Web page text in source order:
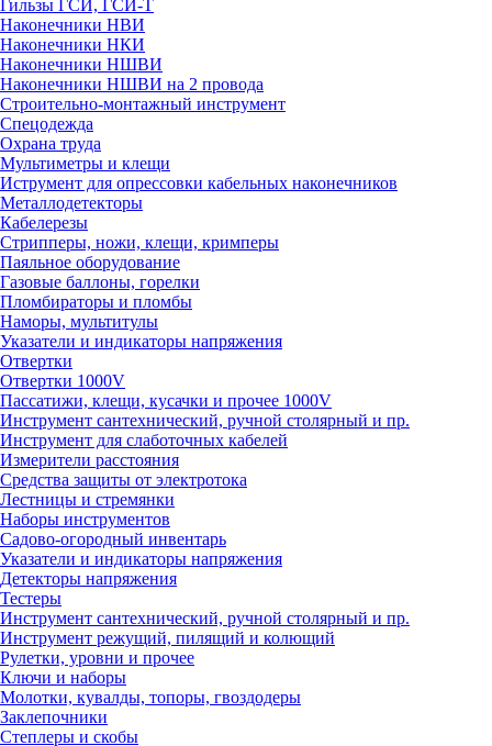
Гильзы ГСИ, ГСИ-Т
Наконечники НВИ
Наконечники НКИ
Наконечники НШВИ
Наконечники НШВИ на 2 провода
Строительно-монтажный инструмент
Спецодежда
Охрана труда
Мультиметры и клещи
Иструмент для опрессовки кабельных наконечников
Металлодетекторы
Кабелерезы
Стрипперы, ножи, клещи, кримперы
Паяльное оборудование
Газовые баллоны, горелки
Пломбираторы и пломбы
Наморы, мультитулы
Указатели и индикаторы напряжения
Отвертки
Отвертки 1000V
Пассатижи, клещи, кусачки и прочее 1000V
Инструмент сантехнический, ручной столярный и пр.
Инструмент для слаботочных кабелей
Измерители расстояния
Средства защиты от электротока
Лестницы и стремянки
Наборы инструментов
Садово-огородный инвентарь
Указатели и индикаторы напряжения
Детекторы напряжения
Тестеры
Инструмент сантехнический, ручной столярный и пр.
Инструмент режущий, пилящий и колющий
Рулетки, уровни и прочее
Ключи и наборы
Молотки, кувалды, топоры, гвоздодеры
Заклепочники
Степлеры и скобы